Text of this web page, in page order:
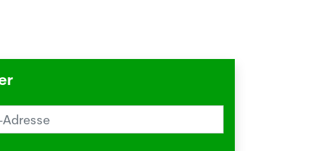
im Sommer? Schuld sein könnte